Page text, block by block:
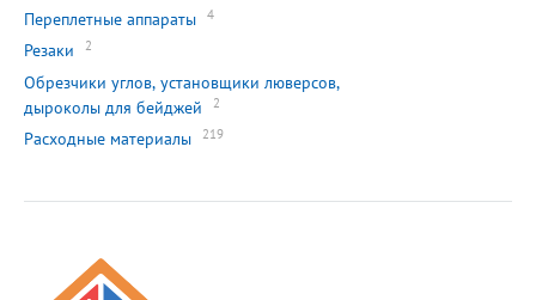
Переплетные аппараты 4
Резаки 2
Обрезчики углов, установщики люверсов,
дыроколы для бейджей
2
Расходные материалы 219